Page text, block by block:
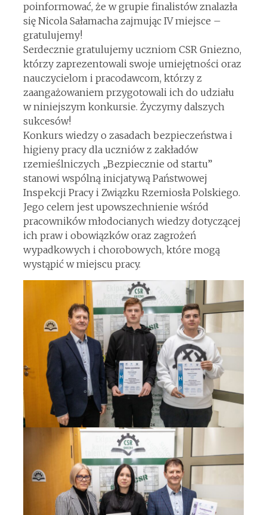
poinformować, że w grupie finalistów znalazła
się Nicola Sałamacha zajmując IV miejsce –
gratulujemy!
Serdecznie gratulujemy uczniom CSR Gniezno,
którzy zaprezentowali swoje umiejętności oraz
nauczycielom i pracodawcom, którzy z
zaangażowaniem przygotowali ich do udziału
w niniejszym konkursie. Życzymy dalszych
sukcesów!
Konkurs wiedzy o zasadach bezpieczeństwa i
higieny pracy dla uczniów z zakładów
rzemieślniczych „Bezpiecznie od startu”
stanowi wspólną inicjatywą Państwowej
Inspekcji Pracy i Związku Rzemiosła Polskiego.
Jego celem jest upowszechnienie wśród
pracowników młodocianych wiedzy dotyczącej
ich praw i obowiązków oraz zagrożeń
wypadkowych i chorobowych, które mogą
wystąpić w miejscu pracy.